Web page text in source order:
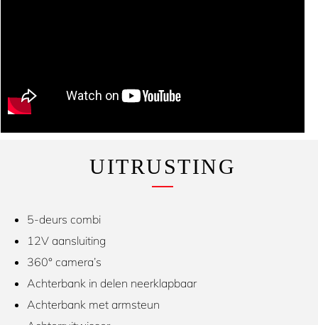
UITRUSTING
5-deurs combi
12V aansluiting
360° camera’s
Achterbank in delen neerklapbaar
Achterbank met armsteun